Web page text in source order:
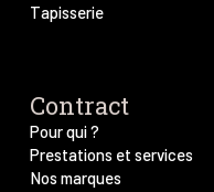
Tapisserie
Contract
Pour qui ?
Prestations et services
Nos marques